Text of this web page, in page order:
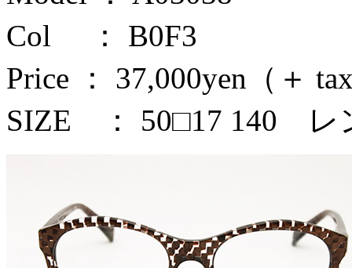
Col ： B0F3
Price ： 37,000yen（＋
SIZE ： 50□17 140 レ